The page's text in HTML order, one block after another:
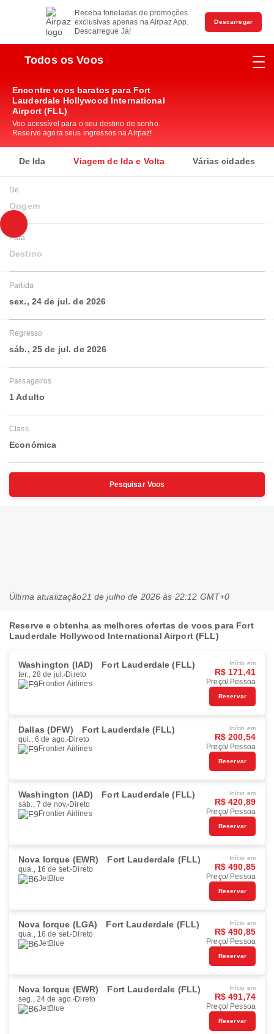
Receba toneladas de promoções
exclusivas apenas na Airpaz App.
Descarregue Já!
Descarregar
Todos os Voos
Encontre voos baratos para Fort
Lauderdale Hollywood International
Airport (FLL)
Voo acessível para o seu destino de sonho.
Reserve agora seus ingressos na Airpaz!
De Ida Viagem de Ida e Volta Várias cidades
De
Origem
Para
Destino
Partida
sex., 24 de jul. de 2026
Regresso
sáb., 25 de jul. de 2026
Passageiros
1 Adulto
Class
Económica
Pesquisar Voos
Última atualização21 de julho de 2026 às 22:12 GMT+0
Reserve e obtenha as melhores ofertas de voos para Fort
Lauderdale Hollywood International Airport (FLL)
Washington (IAD) Fort Lauderdale (FLL)
ter., 28 de jul. Direto
Frontier Airlines
Início em
R$ 171,41
Preço/ Pessoa
Reservar
Dallas (DFW) Fort Lauderdale (FLL)
qui., 6 de ago. Direto
Frontier Airlines
Início em
R$ 200,54
Preço/ Pessoa
Reservar
Washington (IAD) Fort Lauderdale (FLL)
sáb., 7 de nov. Direto
Frontier Airlines
Início em
R$ 420,89
Preço/ Pessoa
Reservar
Nova Iorque (EWR) Fort Lauderdale (FLL)
qua., 16 de set. Direto
JetBlue
Início em
R$ 490,85
Preço/ Pessoa
Reservar
Nova Iorque (LGA) Fort Lauderdale (FLL)
qua., 16 de set. Direto
JetBlue
Início em
R$ 490,85
Preço/ Pessoa
Reservar
Nova Iorque (EWR) Fort Lauderdale (FLL)
seg., 24 de ago. Direto
JetBlue
Início em
R$ 491,74
Preço/ Pessoa
Reservar